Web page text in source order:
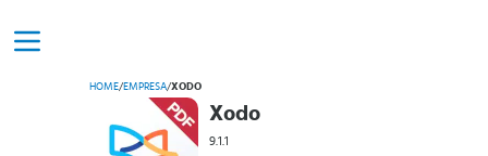
HOME/EMPRESA/XODO
Xodo
9.1.1